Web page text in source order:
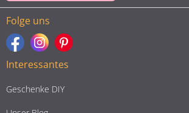
Folge uns
Interessantes
Geschenke DIY